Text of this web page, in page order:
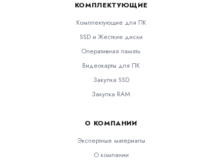
КОМПЛЕКТУЮЩИЕ
Комплектующие для ПК
SSD и Жесткие диски
Оперативная память
Видеокарты для ПК
Закупка SSD
Закупка RAM
О КОМПАНИИ
Экспертные материалы
О компании